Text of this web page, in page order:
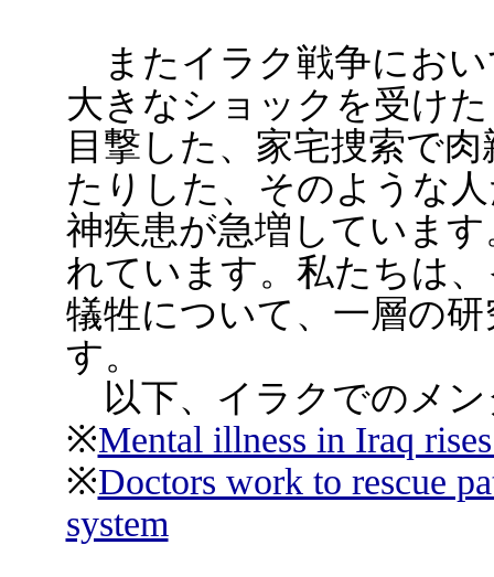
またイラク戦争におい
大きなショックを受け
目撃した、家宅捜索で
たりした、そのような
神疾患が急増していま
れています。私たちは
犠牲について、一層の
す。
以下、イラクでのメン
※Mental illness in Iraq
※Doctors work to rescue
system